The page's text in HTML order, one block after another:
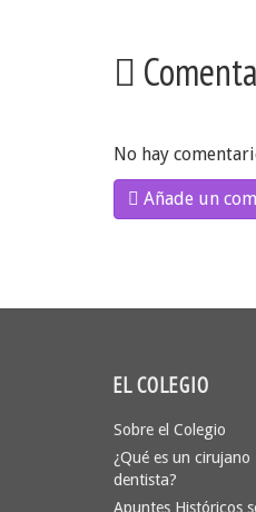
No hay
Añade un
EL COLEGIO
Sobre el Colegio
¿Qué es un cirujano
dentista?
Apuntes Históricos